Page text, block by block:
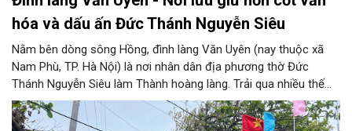
hóa và dấu ấn Đức Thánh Nguyễn Siêu
Nằm bên dòng sông Hồng, đình làng Văn Uyên (nay thuộc xã
Nam Phù, TP. Hà Nội) là nơi nhân dân địa phương thờ Đức
Thánh Nguyễn Siêu làm Thành hoàng làng. Trải qua nhiều thế
hệ, ngôi đình không chỉ là không gian sinh hoạt tín ngưỡng của
cộng đồng dân cư mà còn lưu giữ nhiều giá trị lịch sử, văn hóa.